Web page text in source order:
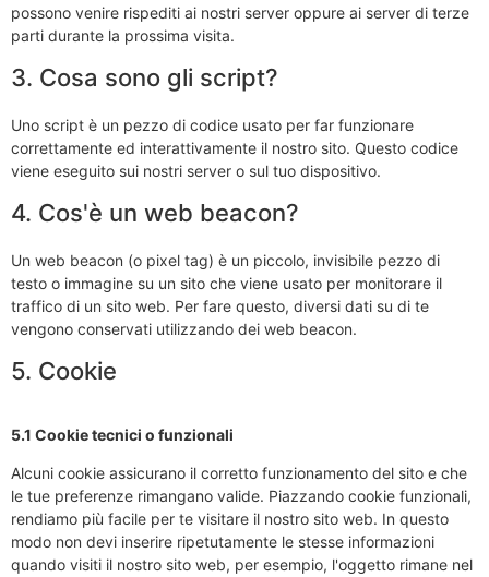
possono venire rispediti ai nostri server oppure ai server di terze
parti durante la prossima visita.
3. Cosa sono gli script?
Uno script è un pezzo di codice usato per far funzionare
correttamente ed interattivamente il nostro sito. Questo codice
viene eseguito sui nostri server o sul tuo dispositivo.
4. Cos'è un web beacon?
Un web beacon (o pixel tag) è un piccolo, invisibile pezzo di
testo o immagine su un sito che viene usato per monitorare il
traffico di un sito web. Per fare questo, diversi dati su di te
vengono conservati utilizzando dei web beacon.
5. Cookie
5.1 Cookie tecnici o funzionali
Alcuni cookie assicurano il corretto funzionamento del sito e che
le tue preferenze rimangano valide. Piazzando cookie funzionali,
rendiamo più facile per te visitare il nostro sito web. In questo
modo non devi inserire ripetutamente le stesse informazioni
quando visiti il nostro sito web, per esempio, l'oggetto rimane nel